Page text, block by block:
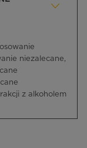
niezalecane,
z alkoholem